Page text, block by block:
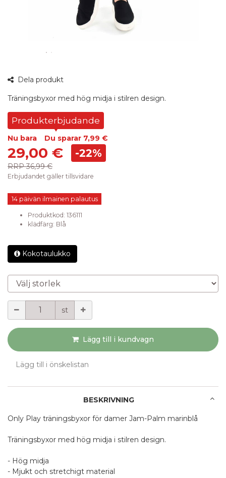
bild
Dela produkt
Träningsbyxor med hög midja i stilren design.
Produkterbjudande
Nu bara Du sparar 7,99 €
29,00 €
RRP 36,99 €
-22%
Erbjudandet gäller tillsvidare
14 päivän ilmainen palautus
Produktkod: 136111
klädfärg: Blå
Kokotaulukko
Välj storlek
st
Lägg till i kundvagn
Lägg till i önskelistan
BESKRIVNING
Only Play träningsbyxor för damer Jam-Palm marinblå
Träningsbyxor med hög midja i stilren design.
- Hög midja
- Mjukt och stretchigt material